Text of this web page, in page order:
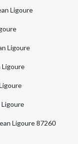
Ligoure
Ligoure
Ligoure
Ligoure 87260